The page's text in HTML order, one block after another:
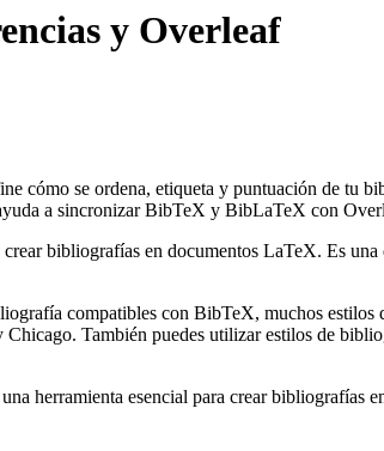
y Overleaf
cómo se ordena, etiqueta y puntuación de tu
a sincronizar BibTeX y BibLaTeX con
bibliografías en documentos LaTeX. Es
compatibles con BibTeX, muchos
También puedes utilizar estilos de
herramienta esencial para crear